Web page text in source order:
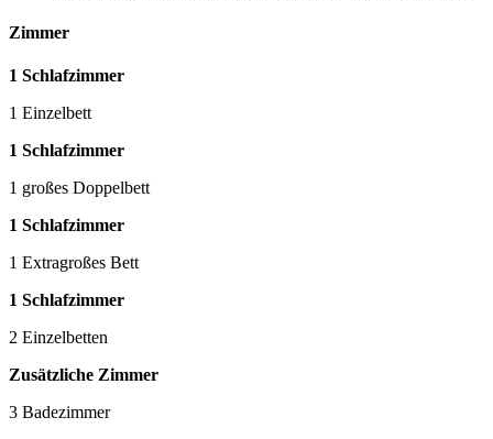
Zimmer
1 Schlafzimmer
1 Einzelbett
1 Schlafzimmer
1 großes Doppelbett
1 Schlafzimmer
1 Extragroßes Bett
1 Schlafzimmer
2 Einzelbetten
Zusätzliche Zimmer
3 Badezimmer